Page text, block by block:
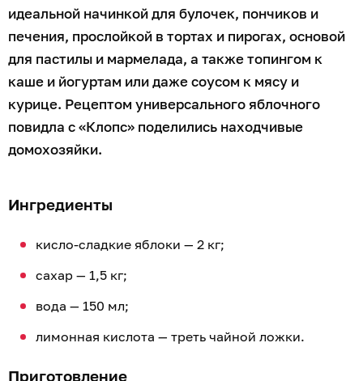
идеальной начинкой для булочек, пончиков и
печения, прослойкой в тортах и пирогах, основой
для пастилы и мармелада, а также топингом к
каше и йогуртам или даже соусом к мясу и
курице. Рецептом универсального яблочного
повидла с «Клопс» поделились находчивые
домохозяйки.
Ингредиенты
кисло-сладкие яблоки — 2 кг;
сахар — 1,5 кг;
вода — 150 мл;
лимонная кислота — треть чайной ложки.
Приготовление